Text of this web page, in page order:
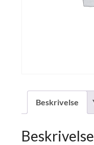
Beskrivelse
Beskrivelse